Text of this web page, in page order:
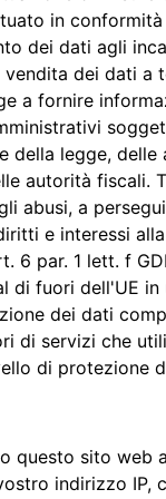
in
dei dati agli
vendita dei dati
a fornire
della legge,
autorità fiscali.
abusi, a
e interessi
6 par. 1 lett. f
di fuori dell'UE
dei dati
di servizi che
di protezione
questo sito web
indirizzo IP,